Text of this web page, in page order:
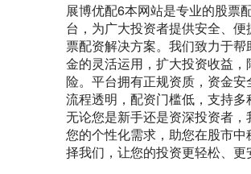
展博优配6本网站是专业的股票
台，为广大投资者提供安全、便
票配资解决方案。我们致力于帮
金的灵活运用，扩大投资收益，
险。平台拥有正规资质，资金
流程透明，配资门槛低，支持多
无论您是新手还是资深投资者，
您的个性化需求，助您在股市中
择我们，让您的投资更轻松、更